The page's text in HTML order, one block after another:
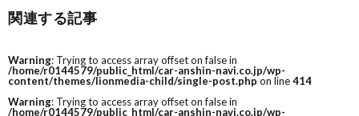
関連する記事
Warning: Trying to access array offset on false in
/home/r0144579/public_html/car-anshin-navi.co.jp/wp-
content/themes/lionmedia-child/single-post.php on line414
Warning: Trying to access array offset on false in
/home/r0144579/public_html/car-anshin-navi.co.jp/wp-